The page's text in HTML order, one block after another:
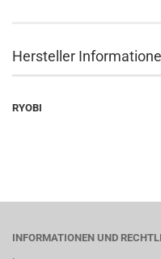
Hersteller
RYOBI
INFORMATIONEN UND